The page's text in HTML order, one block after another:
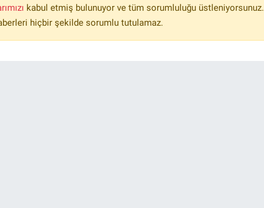
kabul etmiş bulunuyor ve tüm sorumluluğu üstleniyorsunuz.
hiçbir şekilde sorumlu tutulamaz.